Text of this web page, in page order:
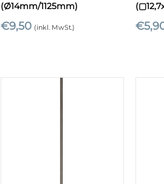
(Ø14mm/1125mm)
€9,50 (inkl. MwSt.) €